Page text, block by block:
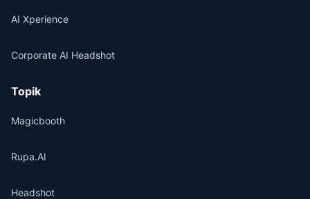
AI Xperience
Corporate AI Headshot
Topik
Magicbooth
Rupa.AI
Headshot